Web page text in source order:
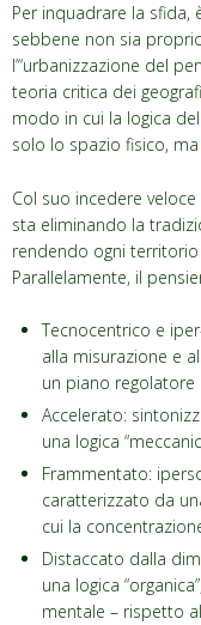
Per inquadrare la sfida,
sebbene non sia
l’“urbanizzazione del
teoria critica dei
modo in cui la logica
solo lo spazio fisico,
Col suo incedere
sta eliminando la
rendendo ogni
Parallelamente, il
Tecnocentrico e
alla misurazione e
un piano regolatore
Accelerato:
una logica
Frammentato:
caratterizzato da
cui la
Distaccato dalla
una logica
mentale – rispetto